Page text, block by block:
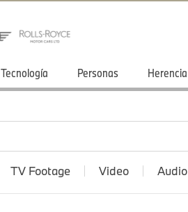
Tecnología Personas Herencia
TV Footage Video Audio